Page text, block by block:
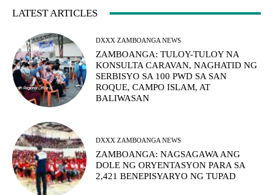
LATEST ARTICLES
DXXX ZAMBOANGA NEWS
ZAMBOANGA: TULOY-TULOY NA
KONSULTA CARAVAN, NAGHATID NG
SERBISYO SA 100 PWD SA SAN
ROQUE, CAMPO ISLAM, AT
BALIWASAN
DXXX ZAMBOANGA NEWS
ZAMBOANGA: NAGSAGAWA ANG
DOLE NG ORYENTASYON PARA SA
2,421 BENEPISYARYO NG TUPAD